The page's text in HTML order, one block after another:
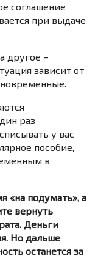
соглашение
при выдаче
другое –
зависит от
раз
у вас
пособие,
в
«на подумать», а
вернуть
Деньги
Но дальше
останется за